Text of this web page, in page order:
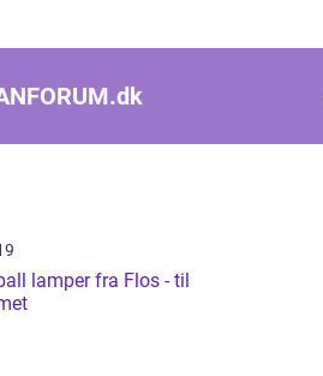
dk
lamper fra Flos - til